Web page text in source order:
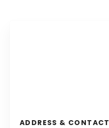
ADDRESS & CONTACT